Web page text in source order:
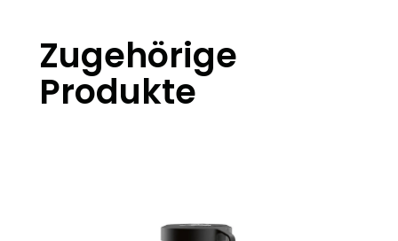
Zugehörige
Produkte